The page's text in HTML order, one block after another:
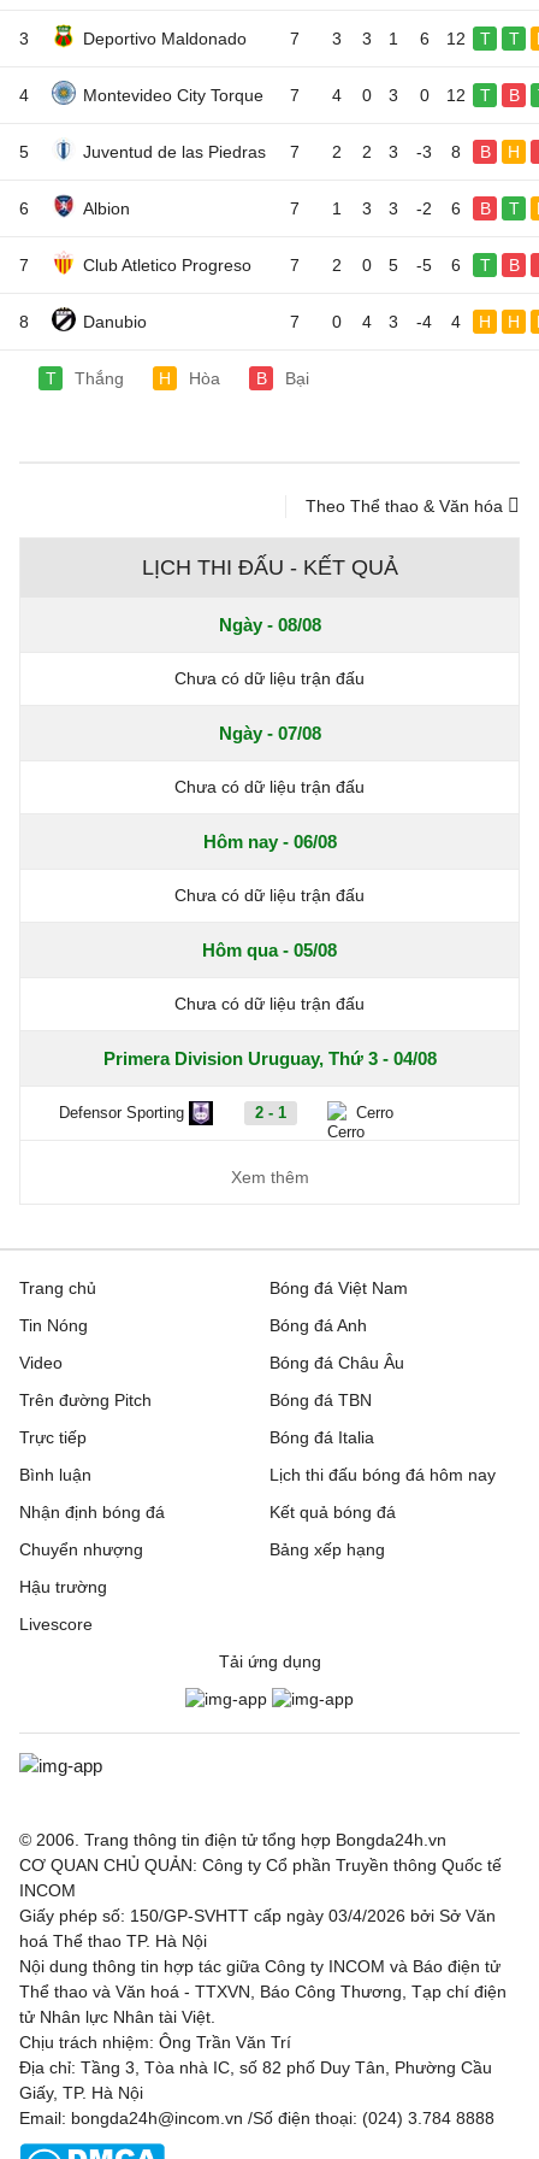
3 Deportivo Maldonado 7 3 3 1 6 12 T T
4 Montevideo City Torque 7 4 0 3 0 12 T B
5 Juventud de las Piedras 7 2 2 3 -3 8 B H
6 Albion 7 1 3 3 -2 6 B T
7 Club Atletico Progreso 7 2 0 5 -5 6 T B
8 Danubio 7 0 4 3 -4 4 H H
T Thắng H Hòa B Bại
Theo Thể thao & Văn hóa
LỊCH THI ĐẤU - KẾT QUẢ
Ngày - 08/08
Chưa có dữ liệu trận đấu
Ngày - 07/08
Chưa có dữ liệu trận đấu
Hôm nay - 06/08
Chưa có dữ liệu trận đấu
Hôm qua - 05/08
Chưa có dữ liệu trận đấu
Primera Division Uruguay, Thứ 3 - 04/08
Defensor Sporting 2 - 1 Cerro
Xem thêm
Trang chủ
Tin Nóng
Video
Trên đường Pitch
Trực tiếp
Bóng đá Việt Nam
Bóng đá Anh
Bóng đá Châu Âu
Bóng đá TBN
Bóng đá Italia
Bình luận
Nhận định bóng đá
Chuyển nhượng
Hậu trường
Livescore
Lịch thi đấu bóng đá hôm nay
Kết quả bóng đá
Bảng xếp hạng
Tải ứng dụng
© 2006. Trang thông tin điện tử tổng hợp Bongda24h.vn
CƠ QUAN CHỦ QUẢN: Công ty Cổ phần Truyền thông Quốc tế
INCOM
Giấy phép số: 150/GP-SVHTT cấp ngày 03/4/2026 bởi Sở Văn
hoá Thể thao TP. Hà Nội
Nội dung thông tin hợp tác giữa Công ty INCOM và Báo điện tử
Thể thao và Văn hoá - TTXVN, Báo Công Thương, Tạp chí điện
tử Nhân lực Nhân tài Việt.
Chịu trách nhiệm: Ông Trần Văn Trí
Địa chỉ: Tầng 3, Tòa nhà IC, số 82 phố Duy Tân, Phường Cầu
Giấy, TP. Hà Nội
Email: bongda24h@incom.vn /Số điện thoại: (024) 3.784 8888